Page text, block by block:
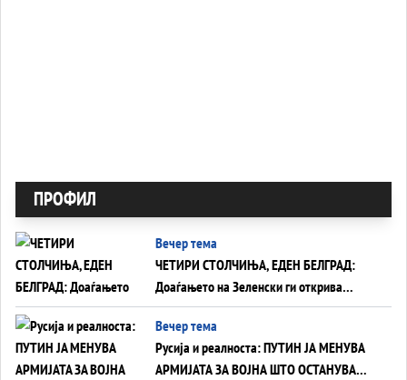
ПРОФИЛ
Вечер тема
ЧЕТИРИ СТОЛЧИЊА, ЕДЕН БЕЛГРАД:
Доаѓањето на Зеленски ги открива
тајните на политиката на балансирање
на Вучиќ
Вечер тема
Русија и реалноста: ПУТИН ЈА МЕНУВА
АРМИЈАТА ЗА ВОЈНА ШТО ОСТАНУВА